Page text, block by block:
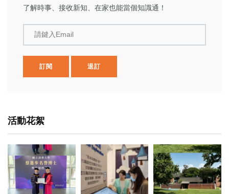
了解時事、接收新知、在家也能當個知識通！
請鍵入Email
訂閱 退訂
活動花絮